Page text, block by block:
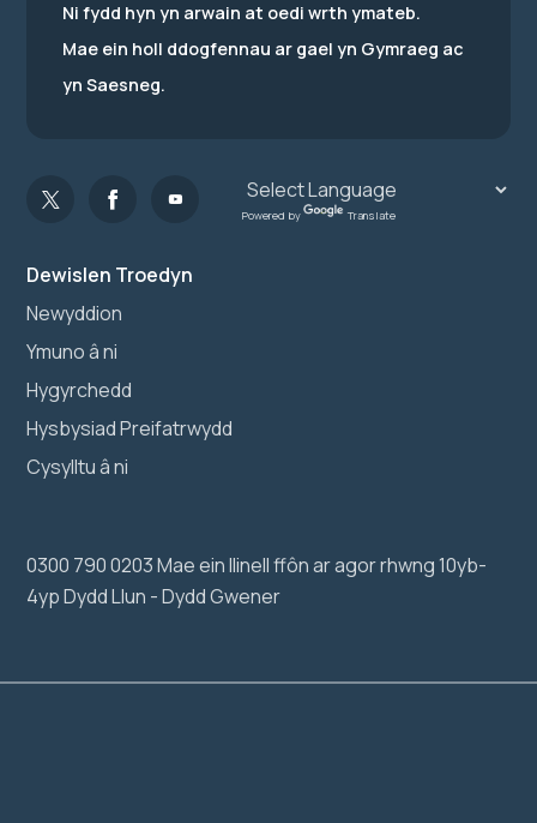
Dewislen Troedyn
Newyddion
Ymuno â ni
Hygyrchedd
Hysbysiad Preifatrwydd
Cysylltu â ni
0300 790 0203 Mae ein llinell ffôn ar agor rhwng 10yb-
4yp Dydd Llun - Dydd Gwener
Ni fydd hyn yn arwain at oedi wrth ymateb.
Mae ein holl ddogfennau ar gael yn Gymraeg ac
yn Saesneg.
Powered by Translate